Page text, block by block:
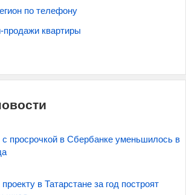
по телефону
продажи квартиры
с просрочкой в Сбербанке уменьшилось в
в Татарстане за год построят